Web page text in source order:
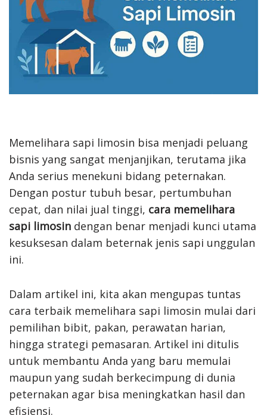
Memelihara sapi limosin bisa menjadi peluang
bisnis yang sangat menjanjikan, terutama jika
Anda serius menekuni bidang peternakan.
Dengan postur tubuh besar, pertumbuhan
cepat, dan nilai jual tinggi, cara memelihara
sapi limosin dengan benar menjadi kunci utama
kesuksesan dalam beternak jenis sapi unggulan
ini.
Dalam artikel ini, kita akan mengupas tuntas
cara terbaik memelihara sapi limosin mulai dari
pemilihan bibit, pakan, perawatan harian,
hingga strategi pemasaran. Artikel ini ditulis
untuk membantu Anda yang baru memulai
maupun yang sudah berkecimpung di dunia
peternakan agar bisa meningkatkan hasil dan
efisiensi.